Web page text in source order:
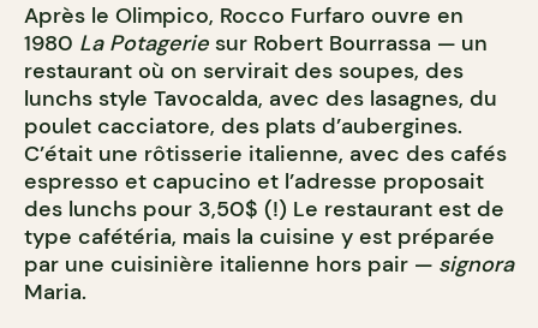
Après le Olimpico, Rocco Furfaro ouvre en
1980 La Potagerie sur Robert Bourrassa — un
restaurant où on servirait des soupes, des
lunchs style Tavocalda, avec des lasagnes, du
poulet cacciatore, des plats d’aubergines.
C’était une rôtisserie italienne, avec des cafés
espresso et capucino et l’adresse proposait
des lunchs pour 3,50$ (!) Le restaurant est de
type cafétéria, mais la cuisine y est préparée
par une cuisinière italienne hors pair — signora
Maria.